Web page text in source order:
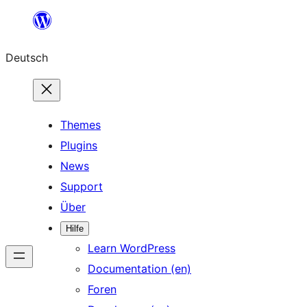
springen
Deutsch
Themes
Plugins
News
Support
Über
Hilfe
Learn WordPress
Documentation (en)
Foren